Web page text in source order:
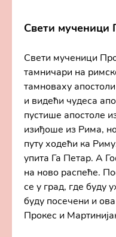
Свети мученици
Свети мученици
тамничари на
тамноваху
и видећи чудеса
пустише апостоле
изиђоше из Рима,
путу ходећи ка
упита Га Петар. А
на ново распеће.
се у град, где буду
буду посечени и
Прокес и